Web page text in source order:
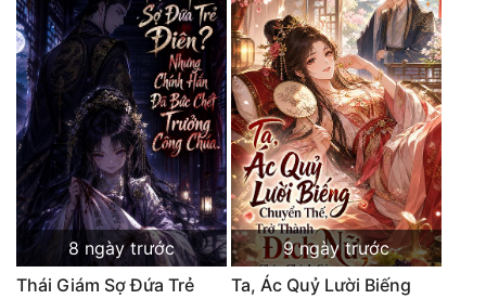
Đông Phương Huyền Huyễn
Đồng Nhân
Cẩu Đạo Trường Sinh
Ngự Thú
Truyện Nam
Truyện Nữ
8 ngày trước
Thái Giám Sợ Đứa Trẻ
9 ngày trước
Ta, Ác Quỷ Lười Biếng